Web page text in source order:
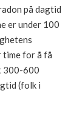
på dagtid
er under 100
time for å få
300-600
(folk i